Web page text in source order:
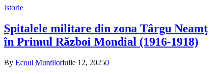
Istorie
Spitalele militare din zona Târgu Neamţ
în Primul Război Mondial (1916-1918)
By Ecoul Muntiloriulie 12, 20250